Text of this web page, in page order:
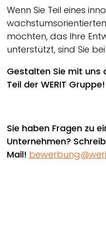
Wenn Sie Teil eines
möchten, das Ihre
unterstützt, sind Sie
Gestalten Sie mit uns
Teil der WERIT Gruppe!
Sie haben Fragen zu
Unternehmen?
Mail!